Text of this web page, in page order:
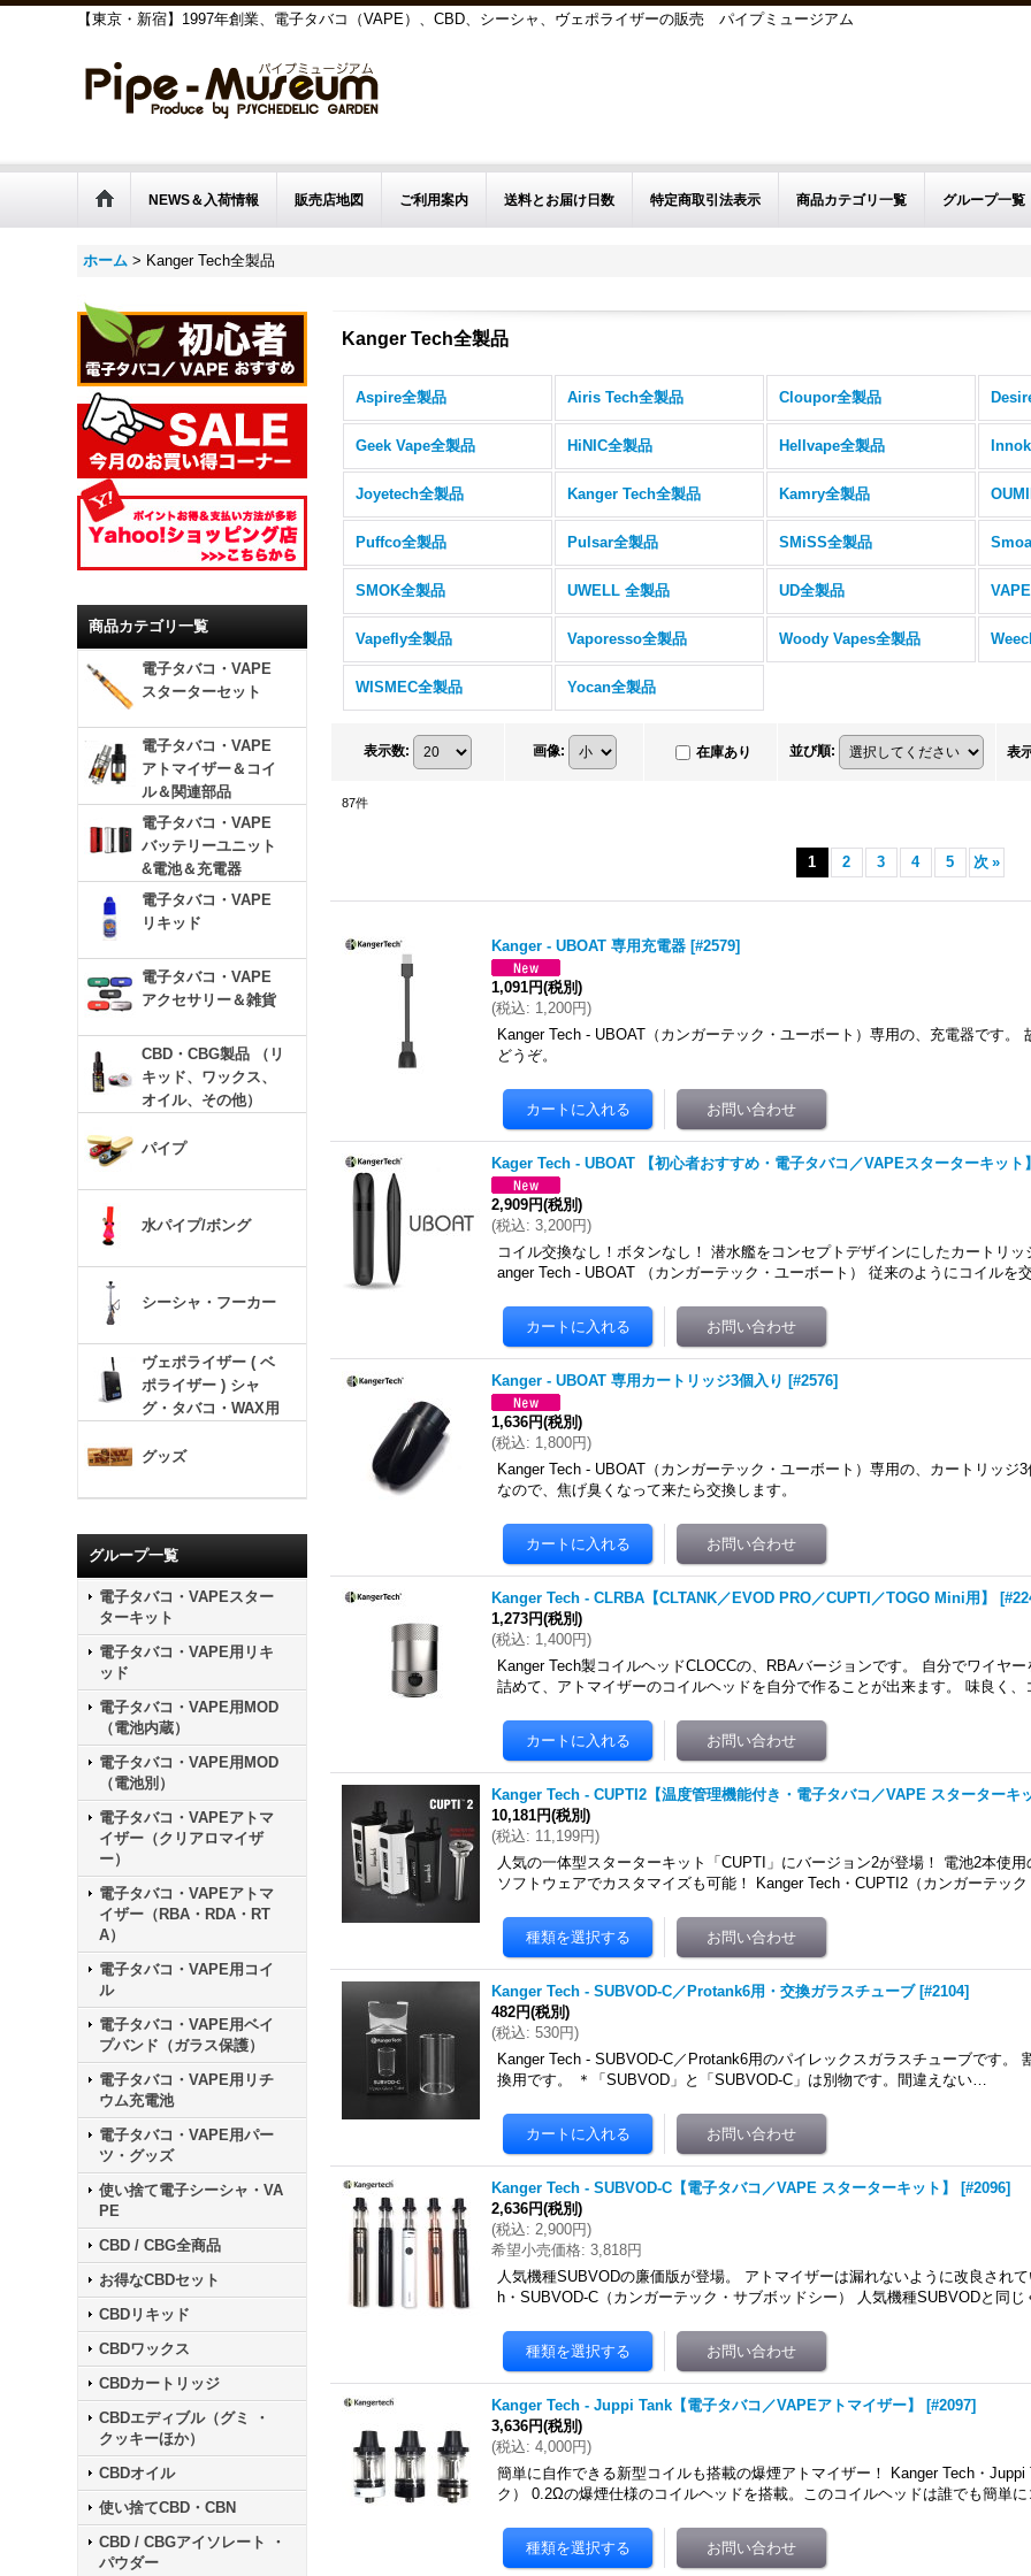
【東京・新宿】1997年創業、電子タバコ（VAPE）、CBD、シーシャ、ヴェポライザーの販売 パイプミュージアム
NEWS＆入荷情報 販売店地図 ご利用案内 送料とお届け日数 特定商取引法表示 商品カテゴリ一覧 グループ一覧
ホーム > Kanger Tech全製品
商品カテゴリ一覧
電子タバコ・VAPE
スターターセット
電子タバコ・VAPE
アトマイザー＆コイ
ル＆関連部品
電子タバコ・VAPE
バッテリーユニット
&電池＆充電器
電子タバコ・VAPE
リキッド
電子タバコ・VAPE
アクセサリー＆雑貨
CBD・CBG製品 （リ
キッド、ワックス、
オイル、その他）
パイプ
水パイプ/ボング
シーシャ・フーカー
ヴェポライザー ( ベ
ポライザー ) シャ
グ・タバコ・WAX用
グッズ
グループ一覧
電子タバコ・VAPEスター
ターキット
電子タバコ・VAPE用リキ
ッド
電子タバコ・VAPE用MOD
（電池内蔵）
電子タバコ・VAPE用MOD
（電池別）
電子タバコ・VAPEアトマ
イザー（クリアロマイザ
ー）
電子タバコ・VAPEアトマ
イザー（RBA・RDA・RT
A）
電子タバコ・VAPE用コイ
ル
電子タバコ・VAPE用ベイ
プバンド（ガラス保護）
電子タバコ・VAPE用リチ
ウム充電池
電子タバコ・VAPE用パー
ツ・グッズ
使い捨て電子シーシャ・VA
PE
CBD / CBG全商品
お得なCBDセット
CBDリキッド
CBDワックス
CBDカートリッジ
CBDエディブル（グミ ・
クッキーほか）
CBDオイル
使い捨てCBD・CBN
CBD / CBGアイソレート ・
パウダー
Kanger Tech全製品
Aspire全製品 Airis Tech全製品 Cloupor全製品
Geek Vape全製品 HiNIC全製品 Hellvape全製品
Joyetech全製品 Kanger Tech全製品 Kamry全製品
Puffco全製品 Pulsar全製品 SMiSS全製品
SMOK全製品 UWELL 全製品 UD全製品
Vapefly全製品 Vaporesso全製品 Woody Vapes全製品
WISMEC全製品 Yocan全製品
表示数: 画像: 在庫あり 並び順: 表
87件
1 2 3 4 5 次 »
Kanger - UBOAT 専用充電器 [#2579]
1,091円(税別)
(税込: 1,200円)
Kanger Tech - UBOAT（カンガーテック・ユーボート）専用の、充電器です。
どうぞ。
Kager Tech - UBOAT 【初心者おすすめ・電子タバコ／VAPEスターターキット
2,909円(税別)
(税込: 3,200円)
コイル交換なし！ボタンなし！ 潜水艦をコンセプトデザインにしたカートリ
anger Tech - UBOAT （カンガーテック・ユーボート） 従来のようにコイルを
Kanger - UBOAT 専用カートリッジ3個入り [#2576]
1,636円(税別)
(税込: 1,800円)
Kanger Tech - UBOAT（カンガーテック・ユーボート）専用の、カートリッジ
なので、焦げ臭くなって来たら交換します。
Kanger Tech - CLRBA【CLTANK／EVOD PRO／CUPTI／TOGO Mini用】 [
1,273円(税別)
(税込: 1,400円)
Kanger Tech製コイルヘッドCLOCCの、RBAバージョンです。 自分でワイヤ
詰めて、アトマイザーのコイルヘッドを自分で作ることが出来ます。 味良く
Kanger Tech - CUPTI2【温度管理機能付き・電子タバコ／VAPE スターターキ
10,181円(税別)
(税込: 11,199円)
人気の一体型スターターキット「CUPTI」にバージョン2が登場！ 電池2本使
ソフトウェアでカスタマイズも可能！ Kanger Tech・CUPTI2（カンガーテッ
Kanger Tech - SUBVOD-C／Protank6用・交換ガラスチューブ [#2104]
482円(税別)
(税込: 530円)
Kanger Tech - SUBVOD-C／Protank6用のパイレックスガラスチューブです。
換用です。 ＊「SUBVOD」と「SUBVOD-C」は別物です。間違えない…
Kanger Tech - SUBVOD-C【電子タバコ／VAPE スターターキット】 [#2096]
2,636円(税別)
(税込: 2,900円)
希望小売価格: 3,818円
人気機種SUBVODの廉価版が登場。 アトマイザーは漏れないように改良され
h・SUBVOD-C（カンガーテック・サブボッドシー） 人気機種SUBVODと同
Kanger Tech - Juppi Tank【電子タバコ／VAPEアトマイザー】 [#2097]
3,636円(税別)
(税込: 4,000円)
簡単に自作できる新型コイルも搭載の爆煙アトマイザー！ Kanger Tech・Juppi
ク） 0.2Ωの爆煙仕様のコイルヘッドを搭載。このコイルヘッドは誰でも簡単